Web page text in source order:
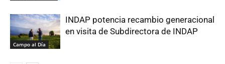
Campo al Día
INDAP potencia recambio generacional
en visita de Subdirectora de INDAP